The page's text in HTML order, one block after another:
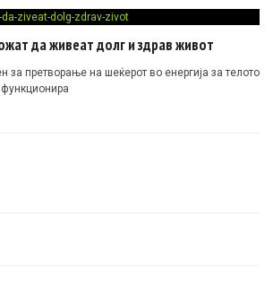
да живеат долг и здрав живот
за претворање на шеќерот во енергија за телото